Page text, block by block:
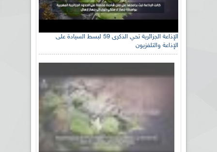
الإذاعة الجزائرية تحي الذكرى 59 لبسط السيادة على
الإذاعة والتلفزيون